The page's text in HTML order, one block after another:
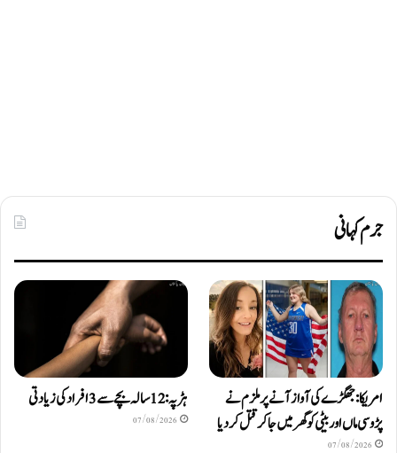
جرم کہانی
امریکا: جھگڑے کی آواز آنے پر ملزم نے
پڑوسی ماں اور بیٹی کو گھر میں جا کر قتل کر دیا
07/08/2026
ہڑپہ: 12 سالہ بچے سے 3 افراد کی زیادتی
07/08/2026